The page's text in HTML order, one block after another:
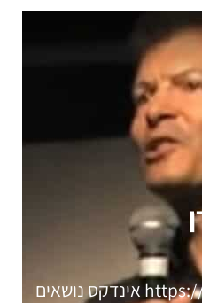
[embedyt] https://www.youtube.com/watch?v=HQSdVTogglE[/embedyt] אינדקס נושאים